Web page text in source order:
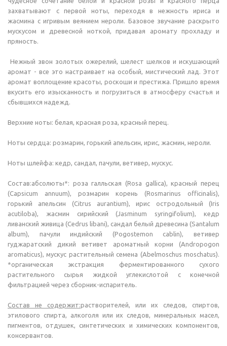
захватывают с первой ноты, переходя в нежность ириса и
жасмина с игривым веянием нероли. Базовое звучание раскрыто
мускусом и древесной ноткой, придавая аромату прохладу и
пряность.
Нежный звон золотых ожерелий, шелест шелков и искушающий
аромат - все это настраивает на особый, мистический лад. Этот
аромат воплощение красоты, роскоши и престижа. Пришло время
вкусить его изысканность и погрузиться в атмосферу счастья и
сбывшихся надежд.
Верхние ноты: белая, красная роза, красный перец.
Ноты сердца: розмарин, горький апельсин, ирис, жасмин, нероли.
Ноты шлейфа: кедр, сандал, пачули, ветивер, мускус.
Состав:абсолюты*: роза галльская (Rosa gallica), красный перец
(Capsicum annuum), розмарин корень (Rosmarinus officinalis),
горький апельсин (Citrus aurantium), ирис остродольный (Iris
acutiloba), жасмин сирийский (Jasminum syringifolium), кедр
ливанский живица (Cedrus libani), сандал белый древесина (Santalum
album), пачули индийский (Pogostemon cablin), ветивер
гуджаратский дикий ветивет ароматный корни (Andropogon
aromaticus), мускус растительный семена (Abelmoschus moschatus).
*органическая экстракция ферментированного сухого
растительного сырья жидкой углекислотой с конечной
фильтрацией через сборник-испаритель.
Состав не содержит:растворителей, или их следов, спиртов,
этилового спирта, алкоголя или их следов, минеральных масел,
пигментов, отдушек, синтетических и химических компонентов,
консервантов.